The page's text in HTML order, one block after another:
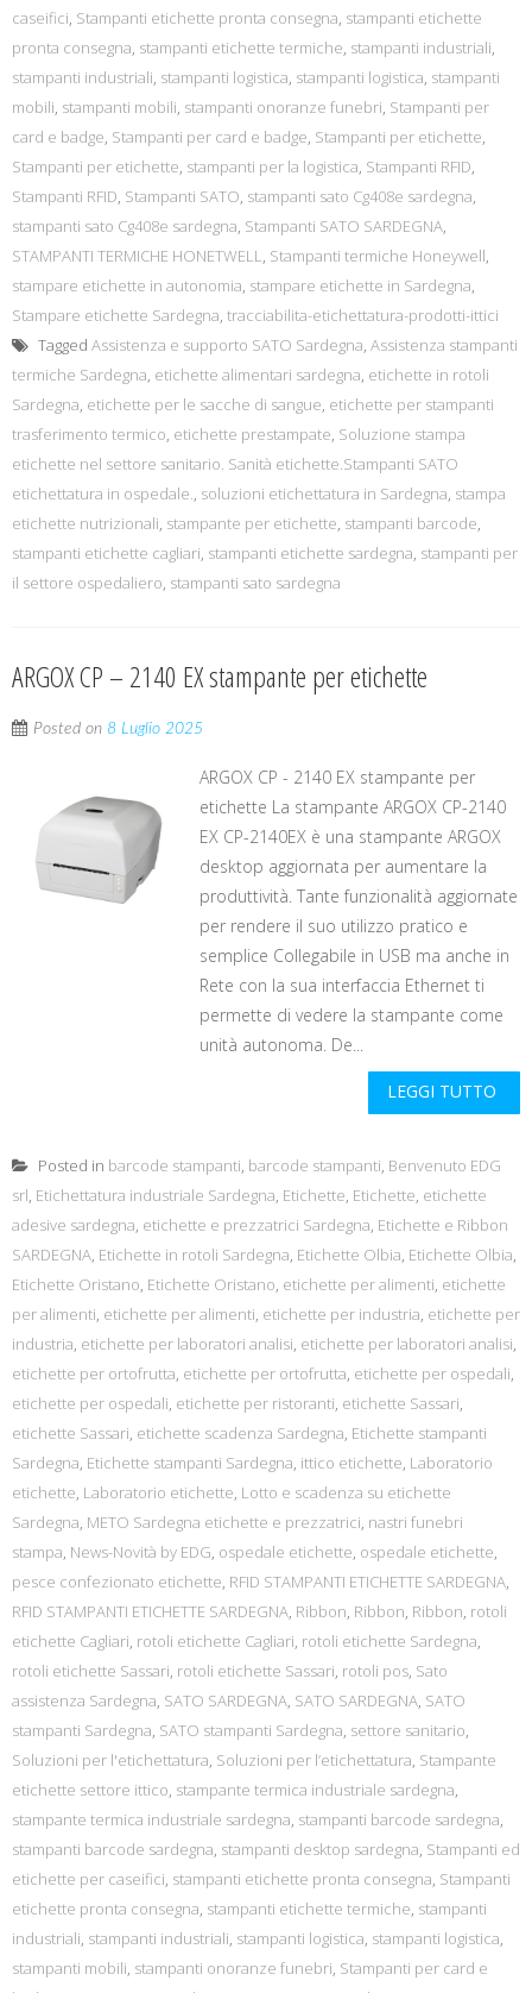
caseifici, Stampanti etichette pronta consegna, stampanti etichette
pronta consegna, stampanti etichette termiche, stampanti industriali,
stampanti industriali, stampanti logistica, stampanti logistica, stampanti
mobili, stampanti mobili, stampanti onoranze funebri, Stampanti per
card e badge, Stampanti per card e badge, Stampanti per etichette,
Stampanti per etichette, stampanti per la logistica, Stampanti RFID,
Stampanti RFID, Stampanti SATO, stampanti sato Cg408e sardegna,
stampanti sato Cg408e sardegna, Stampanti SATO SARDEGNA,
STAMPANTI TERMICHE HONETWELL, Stampanti termiche Honeywell,
stampare etichette in autonomia, stampare etichette in Sardegna,
Stampare etichette Sardegna, tracciabilita-etichettatura-prodotti-ittici
Tagged Assistenza e supporto SATO Sardegna, Assistenza stampanti
termiche Sardegna, etichette alimentari sardegna, etichette in rotoli
Sardegna, etichette per le sacche di sangue, etichette per stampanti
trasferimento termico, etichette prestampate, Soluzione stampa
etichette nel settore sanitario. Sanità etichette.Stampanti SATO
etichettatura in ospedale., soluzioni etichettatura in Sardegna, stampa
etichette nutrizionali, stampante per etichette, stampanti barcode,
stampanti etichette cagliari, stampanti etichette sardegna, stampanti per
il settore ospedaliero, stampanti sato sardegna
ARGOX CP – 2140 EX stampante per etichette
Posted on 8 Luglio 2025
ARGOX CP - 2140 EX stampante per
etichette La stampante ARGOX CP-2140
EX CP-2140EX è una stampante ARGOX
desktop aggiornata per aumentare la
produttività. Tante funzionalità aggiornate
per rendere il suo utilizzo pratico e
semplice Collegabile in USB ma anche in
Rete con la sua interfaccia Ethernet ti
permette di vedere la stampante come
unità autonoma. De...
LEGGI TUTTO
Posted in barcode stampanti, barcode stampanti, Benvenuto EDG
srl, Etichettatura industriale Sardegna, Etichette, Etichette, etichette
adesive sardegna, etichette e prezzatrici Sardegna, Etichette e Ribbon
SARDEGNA, Etichette in rotoli Sardegna, Etichette Olbia, Etichette Olbia,
Etichette Oristano, Etichette Oristano, etichette per alimenti, etichette
per alimenti, etichette per alimenti, etichette per industria, etichette per
industria, etichette per laboratori analisi, etichette per laboratori analisi,
etichette per ortofrutta, etichette per ortofrutta, etichette per ospedali,
etichette per ospedali, etichette per ristoranti, etichette Sassari,
etichette Sassari, etichette scadenza Sardegna, Etichette stampanti
Sardegna, Etichette stampanti Sardegna, ittico etichette, Laboratorio
etichette, Laboratorio etichette, Lotto e scadenza su etichette
Sardegna, METO Sardegna etichette e prezzatrici, nastri funebri
stampa, News-Novità by EDG, ospedale etichette, ospedale etichette,
pesce confezionato etichette, RFID STAMPANTI ETICHETTE SARDEGNA,
RFID STAMPANTI ETICHETTE SARDEGNA, Ribbon, Ribbon, Ribbon, rotoli
etichette Cagliari, rotoli etichette Cagliari, rotoli etichette Sardegna,
rotoli etichette Sassari, rotoli etichette Sassari, rotoli pos, Sato
assistenza Sardegna, SATO SARDEGNA, SATO SARDEGNA, SATO
stampanti Sardegna, SATO stampanti Sardegna, settore sanitario,
Soluzioni per l'etichettatura, Soluzioni per l’etichettatura, Stampante
etichette settore ittico, stampante termica industriale sardegna,
stampante termica industriale sardegna, stampanti barcode sardegna,
stampanti barcode sardegna, stampanti desktop sardegna, Stampanti ed
etichette per caseifici, stampanti etichette pronta consegna, Stampanti
etichette pronta consegna, stampanti etichette termiche, stampanti
industriali, stampanti industriali, stampanti logistica, stampanti logistica,
stampanti mobili, stampanti onoranze funebri, Stampanti per card e